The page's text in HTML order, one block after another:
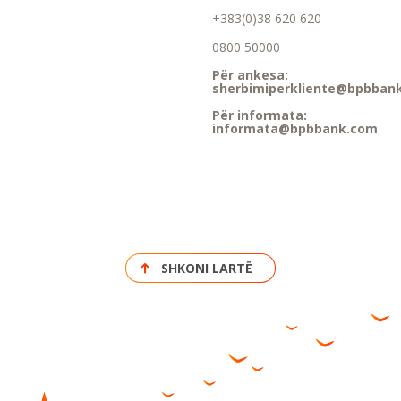
+383(0)38 620 620
0800 50000
Për ankesa:
Për informata:
informata@bpbbank.com
SHKONI LARTË